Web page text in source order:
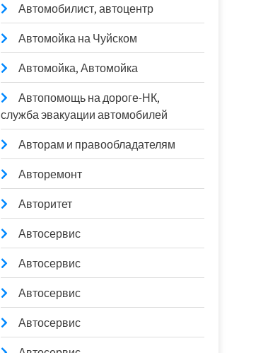
Автомобилист, автоцентр
Автомойка на Чуйском
Автомойка, Автомойка
Автопомощь на дороге-НК,
служба эвакуации автомобилей
Авторам и правообладателям
Авторемонт
Авторитет
Автосервис
Автосервис
Автосервис
Автосервис